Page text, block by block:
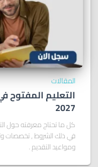
المقالات
2027
كل ما تحتاج معرفته حول
في ذلك الشروط , تخصصات
ومواعيد التقديم .